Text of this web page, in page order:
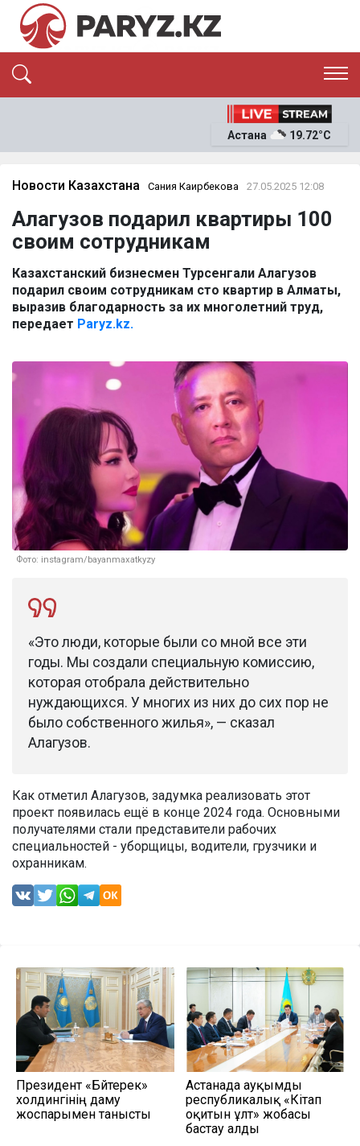
ЭКОНОМИКА
ОҚИҒА
News
Астана 19.72°C
Новости Казахстана Сания Каирбекова 27.05.2025 12:08
Алагузов подарил квартиры 100
своим сотрудникам
Казахстанский бизнесмен Турсенгали Алагузов
подарил своим сотрудникам сто квартир в Алматы,
выразив благодарность за их многолетний труд,
передает Paryz.kz.
Фото: instagram/bayanmaxatkyzy
«Это люди, которые были со мной все эти
годы. Мы создали специальную комиссию,
которая отобрала действительно
нуждающихся. У многих из них до сих пор не
было собственного жилья», — сказал
Алагузов.
Как отметил Алагузов, задумка реализовать этот
проект появилась ещё в конце 2024 года. Основными
получателями стали представители рабочих
специальностей - уборщицы, водители, грузчики и
охранникам.
Президент «Бәйтерек»
холдингінің даму
жоспарымен танысты
Астанада ауқымды
республикалық «Кітап
оқитын ұлт» жобасы
бастау алды